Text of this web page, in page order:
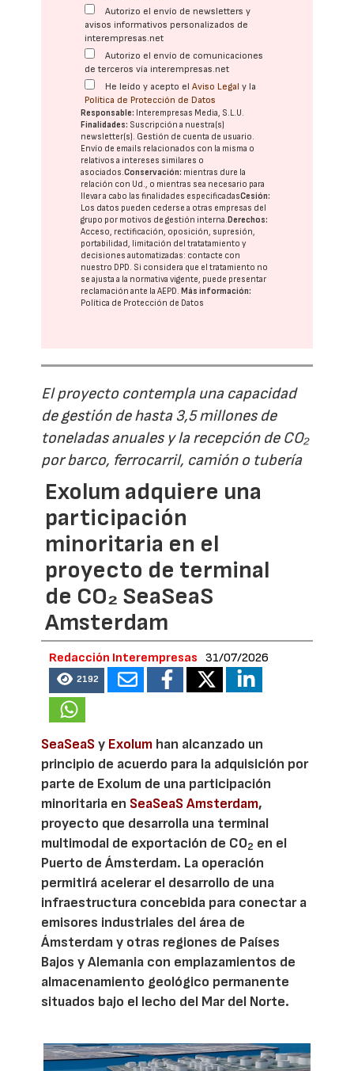
Autorizo el envío de newsletters y
avisos informativos personalizados de
interempresas.net
Autorizo el envío de comunicaciones
de terceros vía interempresas.net
He leído y acepto elAviso Legal y la
Política de Protección de Datos
Responsable: Interempresas Media, S.L.U.
Finalidades: Suscripción a nuestra(s)
newsletter(s). Gestión de cuenta de usuario.
Envío de emails relacionados con la misma o
relativos a intereses similares o
asociados.Conservación: mientras dure la
relación con Ud., o mientras sea necesario para
llevar a cabo las finalidades especificadasCesión:
Los datos pueden cederse a otras empresas del
grupo por motivos de gestión interna.Derechos:
Acceso, rectificación, oposición, supresión,
portabilidad, limitación del tratatamiento y
decisiones automatizadas: contacte con
nuestro DPD. Si considera que el tratamiento no
se ajusta a la normativa vigente, puede presentar
reclamación ante laAEPD.Más información:
Política de Protección de Datos
El proyecto contempla una capacidad
de gestión de hasta 3,5 millones de
toneladas anuales y la recepción de CO₂
por barco, ferrocarril, camión o tubería
Exolum adquiere una
participación
minoritaria en el
proyecto de terminal
de CO₂ SeaSeaS
Amsterdam
Redacción Interempresas 31/07/2026
2192
SeaSeaSy Exolum han alcanzado un
principio de acuerdo para la adquisición por
parte de Exolum de una participación
minoritaria en SeaSeaS Amsterdam,
proyecto que desarrolla una terminal
multimodal de exportación de CO2 en el
Puerto de Ámsterdam. La operación
permitirá acelerar el desarrollo de una
infraestructura concebida para conectar a
emisores industriales del área de
Ámsterdam y otras regiones de Países
Bajos y Alemania con emplazamientos de
almacenamiento geológico permanente
situados bajo el lecho del Mar del Norte.